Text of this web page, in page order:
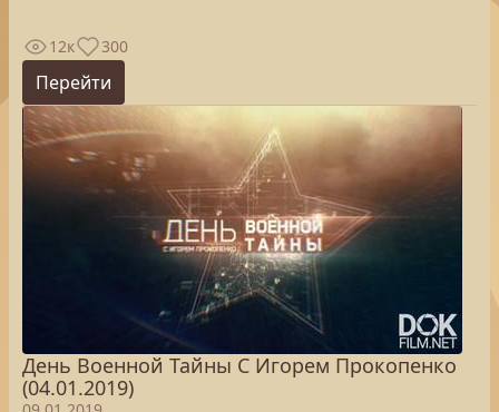
12к 300
Перейти
День Военной Тайны С Игорем Прокопенко
(04.01.2019)